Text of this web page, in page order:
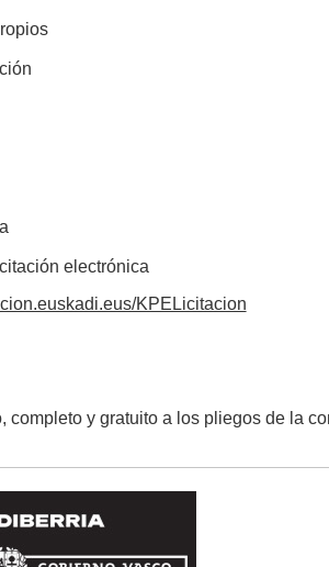
electrónica
KPELicitacion
completo y gratuito a los pliegos de la